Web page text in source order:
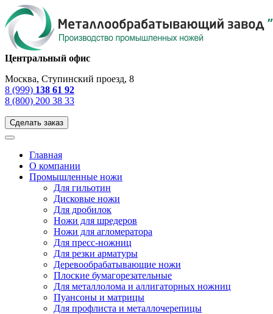
Центральный офис
Москва, Ступинский проезд, 8
8 (999) 138 61 92
8 (800) 200 38 33
Сделать заказ
Главная
О компании
Промышленные ножи
Для гильотин
Дисковые ножи
Для дробилок
Ножи для шредеров
Ножи для агломератора
Для пресс-ножниц
Для резки арматуры
Деревообрабатывающие ножи
Плоские бумагорезательные
Для металлолома и аллигаторных ножниц
Пуансоны и матрицы
Для профлиста и металлочерепицы